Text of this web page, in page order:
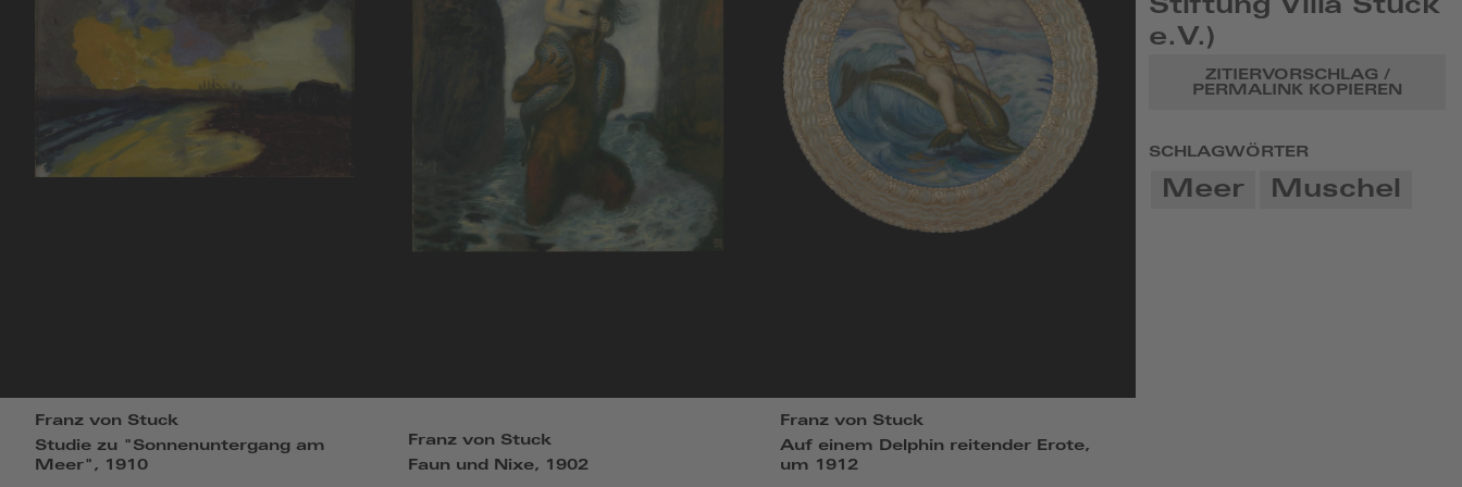
Franz von Stuck
Studie zu "Sonnenuntergang am
Meer", 1910
Franz von Stuck
Faun und Nixe, 1902
Franz von Stuck
Auf einem Delphin reitender Erote,
um 1912
Stiftung Villa Stuck
e.V.)
ZITIERVORSCHLAG /
PERMALINK KOPIEREN
SCHLAGWÖRTER
Meer Muschel